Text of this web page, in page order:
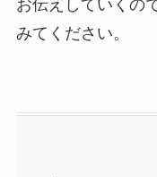
お伝えしていくの
みてください。